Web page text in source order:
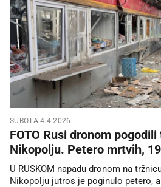
SUBOTA 4.4.2026.
FOTO Rusi dronom
Nikopolju. Petero mrtvih,
U RUSKOM napadu dronom na
Nikopolju jutros je poginulo petero,